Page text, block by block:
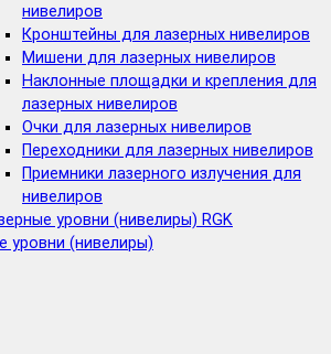
нивелиров
Кронштейны для лазерных нивелиров
Мишени для лазерных нивелиров
Наклонные площадки и крепления для
лазерных нивелиров
Очки для лазерных нивелиров
Переходники для лазерных нивелиров
Приемники лазерного излучения для
нивелиров
уровни (нивелиры) RGK
уровни (нивелиры)